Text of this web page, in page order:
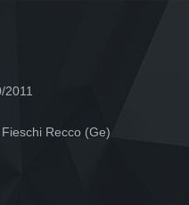
Recco (Ge)